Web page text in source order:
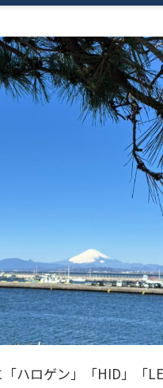
ハロゲン」「HID」「